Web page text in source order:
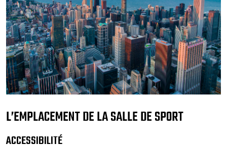
L’EMPLACEMENT DE LA SALLE DE SPORT
ACCESSIBILITÉ